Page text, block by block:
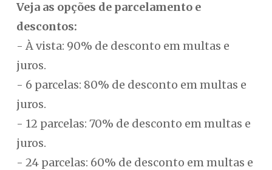
Veja as opções de parcelamento e
descontos:
- À vista: 90% de desconto em multas e
juros.
- 6 parcelas: 80% de desconto em multas e
juros.
- 12 parcelas: 70% de desconto em multas e
juros.
- 24 parcelas: 60% de desconto em multas e